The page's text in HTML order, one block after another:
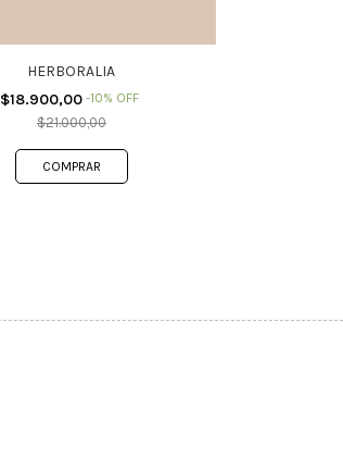
HERBORALIA
$18.900,00 -10% OFF
$21.000,00